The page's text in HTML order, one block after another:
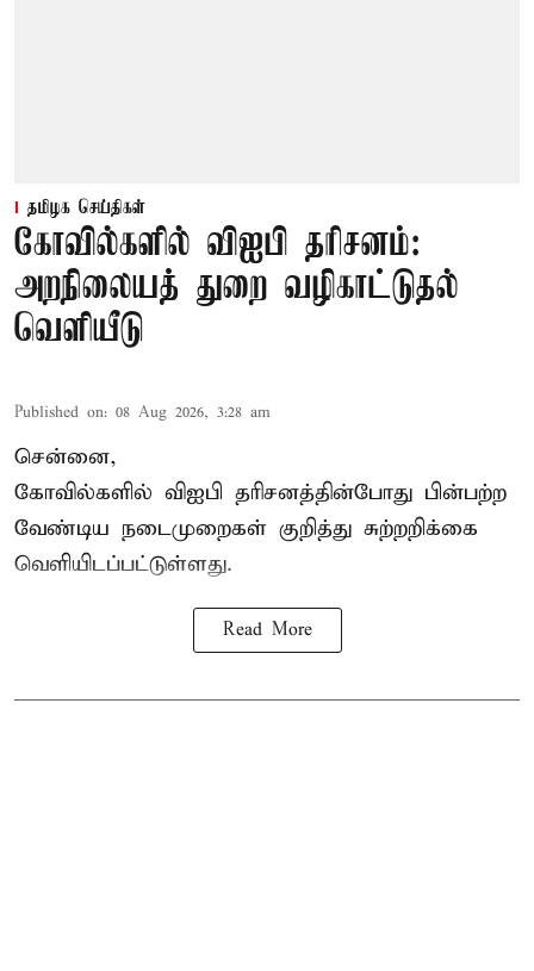
தமிழக செய்திகள்
கோவில்களில் விஐபி தரிசனம்:
அறநிலையத் துறை வழிகாட்டுதல்
வெளியீடு
Published on: 08 Aug 2026, 3:28 am
சென்னை,
கோவில்களில் விஐபி தரிசனத்தின்போது பின்பற்ற
வேண்டிய நடைமுறைகள் குறித்து சுற்றறிக்கை
வெளியிடப்பட்டுள்ளது.
Read More